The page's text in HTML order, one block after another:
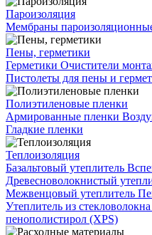
Пароизоляция
Мембраны
Пены, герметики
Герметики Очистители
Пистолеты для пены и
Полиэтиленовые пленки
Армированные пленки
Гладкие пленки
Теплоизоляция
Базальтовый утеплитель
Древесноволокнистый
Межвенцовый утеплитель
Утеплитель из стекловолокна
пенополистирол (XPS)